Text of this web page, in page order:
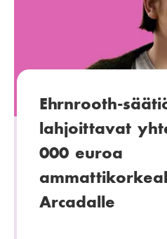
Ehrnrooth-
lahjoittavat
000 euroa
Arcadalle